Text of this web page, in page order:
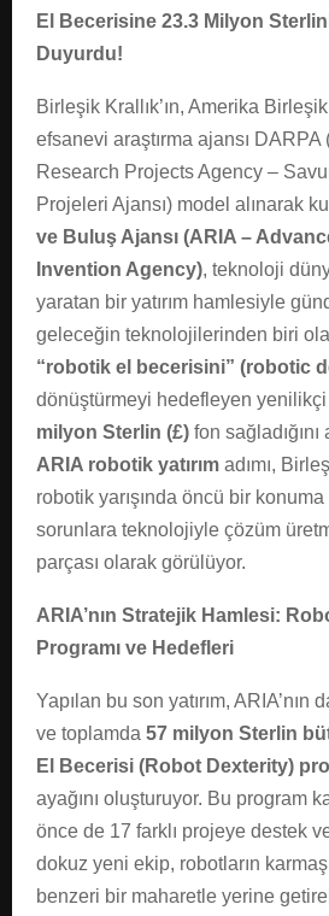
El Becerisine 23.3 Milyon
Duyurdu!
Birleşik Krallık’ın, Amerika
efsanevi araştırma ajansı
Research Projects Agency –
Projeleri Ajansı) model alınarak
ve Buluş Ajansı (ARIA –
Invention Agency), teknoloji
yaratan bir yatırım hamlesiyle
geleceğin teknolojilerinden biri
“robotik el becerisini” (robotic
dönüştürmeyi hedefleyen
milyon Sterlin (£) fon
ARIA robotik yatırım adımı,
robotik yarışında öncü bir konuma
sorunlara teknolojiyle çözüm
parçası olarak görülüyor.
ARIA’nın Stratejik Hamlesi:
Programı ve Hedefleri
Yapılan bu son yatırım, ARIA’nın
ve toplamda 57 milyon Sterlin
El Becerisi (Robot Dexterity)
ayağını oluşturuyor. Bu program
önce de 17 farklı projeye destek
dokuz yeni ekip, robotların
benzeri bir maharetle yerine